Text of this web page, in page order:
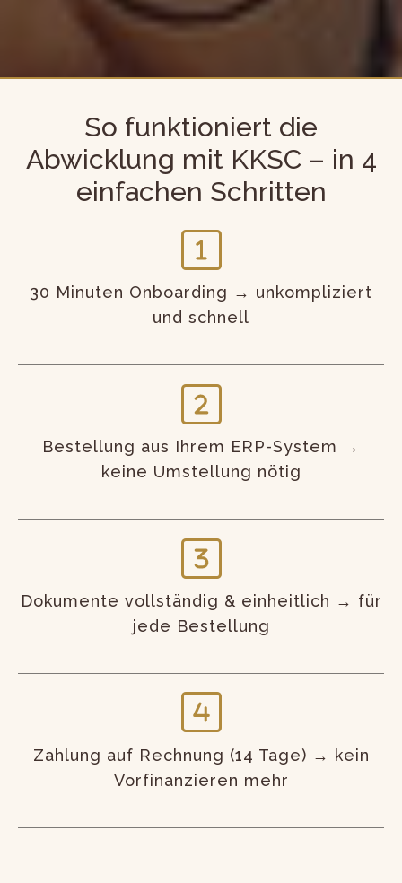
So funktioniert die
Abwicklung mit KKSC – in 4
einfachen Schritten
30 Minuten Onboarding → unkompliziert
und schnell
Bestellung aus Ihrem ERP-System →
keine Umstellung nötig
Dokumente vollständig & einheitlich → für
jede Bestellung
Zahlung auf Rechnung (14 Tage) → kein
Vorfinanzieren mehr